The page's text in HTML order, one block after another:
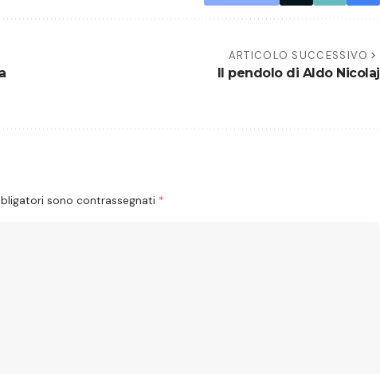
ARTICOLO SUCCESSIVO
Il pendolo di Aldo Nicolaj
sono contrassegnati *